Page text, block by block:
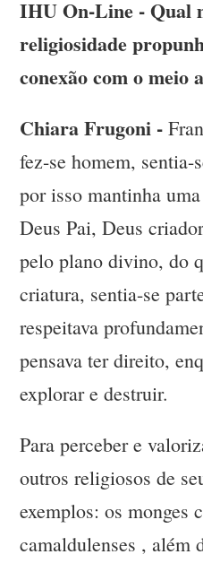
IHU On-Line - Qual
religiosidade
conexão com o meio
Chiara Frugoni -
fez-se homem, sentia-
por isso mantinha
Deus Pai, Deus
pelo plano divino, do
criatura, sentia-se
respeitava
pensava ter direito,
explorar e destruir.
Para perceber e
outros religiosos de
exemplos: os monges
camaldulenses , além